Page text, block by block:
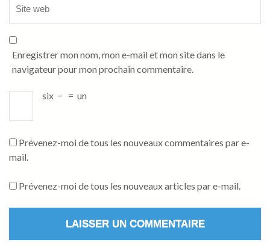
Enregistrer mon nom, mon e-mail et mon site dans le
navigateur pour mon prochain commentaire.
six − = un
Prévenez-moi de tous les nouveaux commentaires par e-
mail.
Prévenez-moi de tous les nouveaux articles par e-mail.